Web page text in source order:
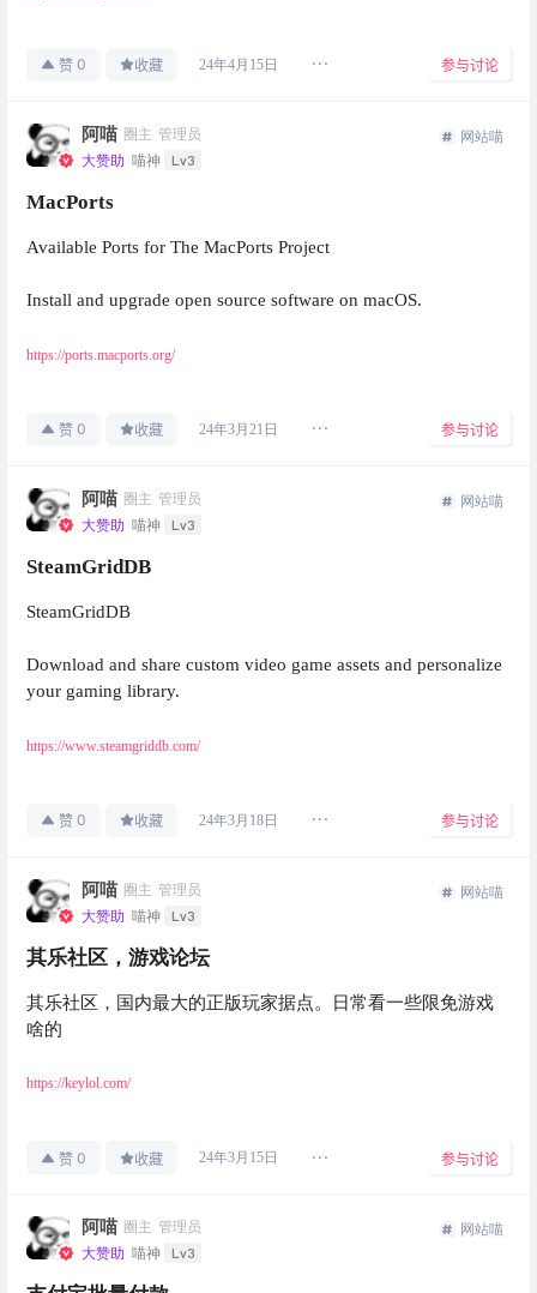
赞 0 收藏 24年4月15日 参与讨论
阿喵 圈主 管理员
大赞助 喵神 Lv3
网站喵
MacPorts
Available Ports for The MacPorts Project
Install and upgrade open source software on macOS.
https://ports.macports.org/
赞 0 收藏 24年3月21日 参与讨论
阿喵 圈主 管理员
大赞助 喵神 Lv3
网站喵
SteamGridDB
SteamGridDB
Download and share custom video game assets and personalize
your gaming library.
https://www.steamgriddb.com/
赞 0 收藏 24年3月18日 参与讨论
阿喵 圈主 管理员
大赞助 喵神 Lv3
网站喵
其乐社区，游戏论坛
其乐社区，国内最大的正版玩家据点。日常看一些限免游戏
啥的
https://keylol.com/
赞 0 收藏 24年3月15日 参与讨论
阿喵 圈主 管理员
大赞助 喵神 Lv3
网站喵